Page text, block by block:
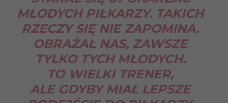
MŁODYCH PIŁKARZY. TAKICH
RZECZY SIĘ NIE ZAPOMINA.
OBRAŻAŁ NAS, ZAWSZE
TYLKO TYCH MŁODYCH.
TO WIELKI TRENER,
ALE GDYBY MIAŁ LEPSZE